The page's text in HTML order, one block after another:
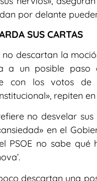
por delante
SUS CARTAS
no descartan la
a un posible
con los votos
repiten
no desvelar
en el
PSOE no sabe qué
descartan una